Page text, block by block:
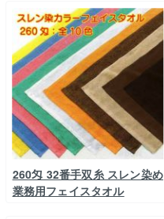
260匁 32番手双糸 スレン染め
業務用フェイスタオル